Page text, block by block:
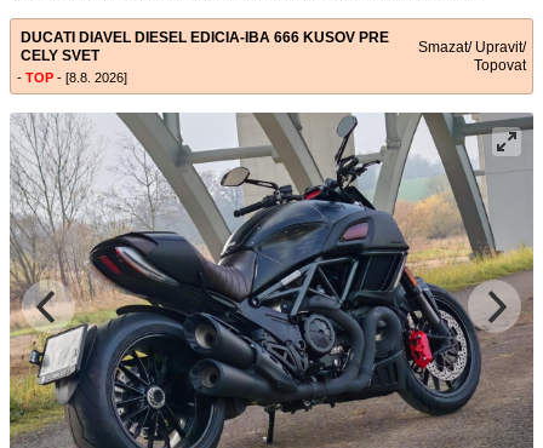
DUCATI DIAVEL DIESEL EDICIA-IBA 666 KUSOV PRE
CELY SVET
- TOP - [8.8. 2026]
Smazat/ Upravit/
Topovat